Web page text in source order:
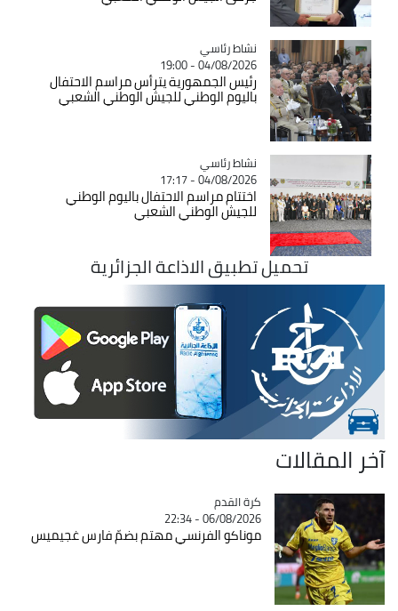
Catégorie
نشاط رئاسي
04/08/2026 - 19:00
رئيس الجمهورية يترأس مراسم الاحتفال
باليوم الوطني للجيش الوطني الشعبي
Catégorie
نشاط رئاسي
04/08/2026 - 17:17
اختتام مراسم الاحتفال باليوم الوطني
للجيش الوطني الشعبي
تحميل تطبيق الاذاعة الجزائرية
آخر المقالات
Catégorie
كرة القدم
06/08/2026 - 22:34
موناكو الفرنسي مهتم بضمّ فارس غجيميس